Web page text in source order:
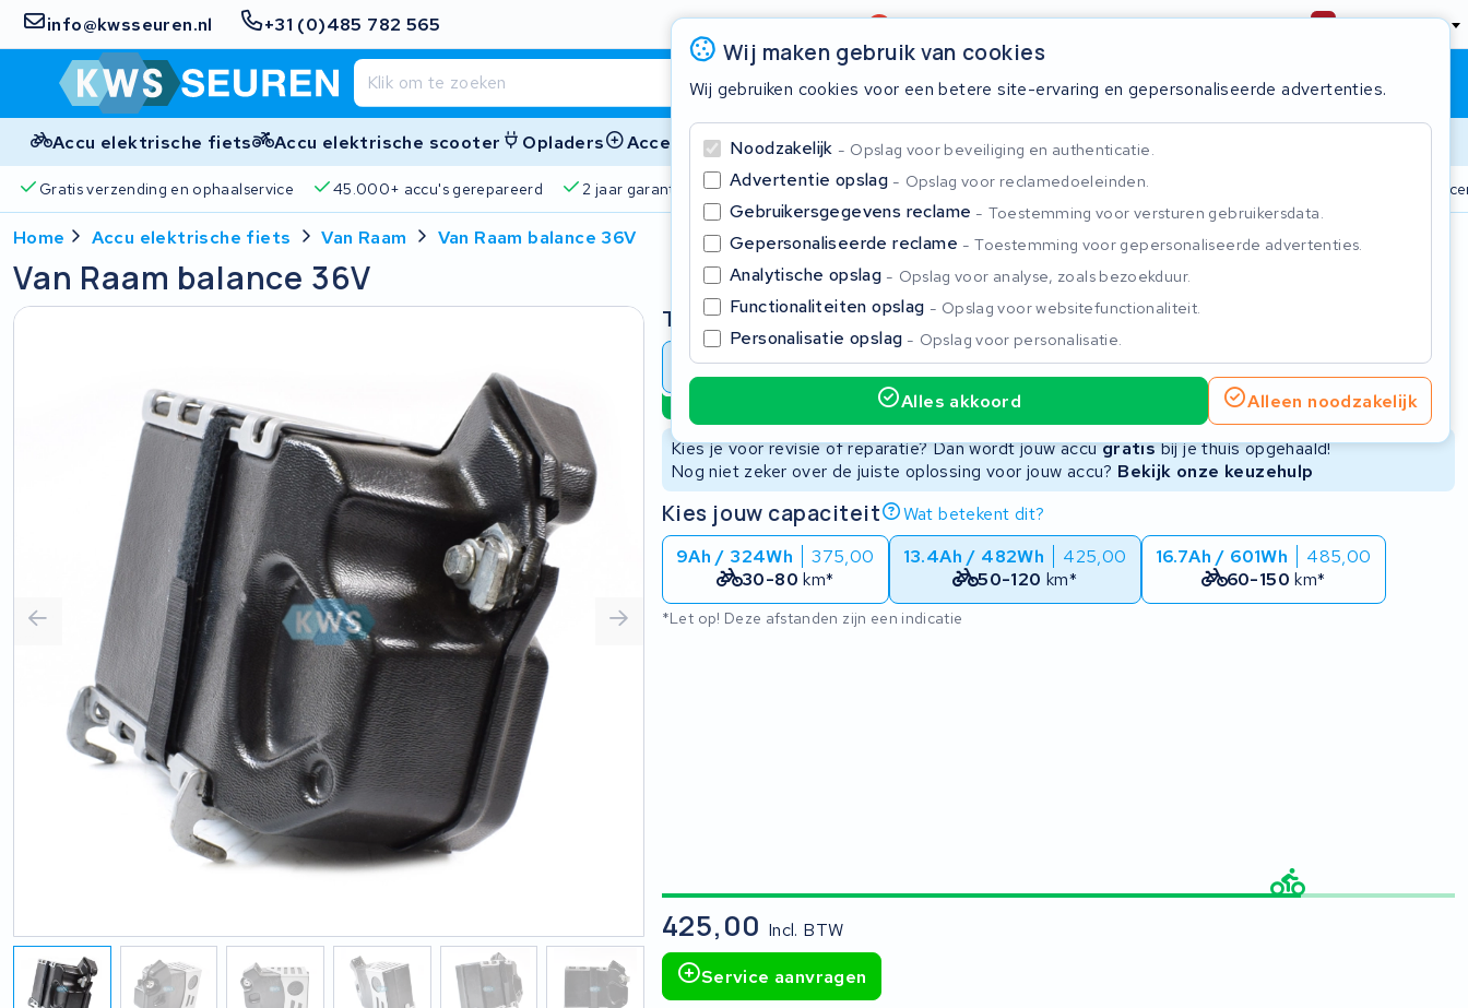
info@kwsseuren.nl +31 (0)485 782 565 Beoordeling4,6/5 Nederland
Winkelwagen Inloggen
Accu elektrische fiets Accu elektrische scooter Opladers Accessoires
Gratis verzending en ophaalservice 45.000+ accu's gerepareerd 2 jaar garantie 4,6/5 op Google 510+ merken 825+ accu's Real-time status tracker ISO 9001
Wij maken gebruik van cookies
Wij gebruiken cookies voor een betere site-ervaring en gepersonaliseerde advertenties.
Noodzakelijk Opslag voor beveiliging en authenticatie.
Advertentie opslag Opslag voor reclamedoeleinden.
Gebruikersgegevens reclame Toestemming voor versturen gebruikersdata.
Gepersonaliseerde reclame Toestemming voor gepersonaliseerde advertenties.
Analytische opslag Opslag voor analyse, zoals bezoekduur.
Functionaliteiten opslag Opslag voor websitefunctionaliteit.
Personalisatie opslag Opslag voor personalisatie.
Alles akkoord Alleen noodzakelijk
Home Accu elektrische fiets Van Raam Van Raam balance 36V
Van Raam balance 36V
Type
Accu revisie Accu reparatie Nieuwe Accu Refurbished Accu
Niet beschikbaar
Kies je voor revisie of reparatie? Dan wordt jouw accugratisbij je thuis opgehaald!
Nog niet zeker over de juiste oplossing voor jouw accu? Bekijk onze keuzehulp
Kies jouw capaciteit
Wat betekent dit?
9Ah / 324Wh
375,00
30-80 km*
13.4Ah / 482Wh
425,00
50-120 km*
16.7Ah / 601Wh
485,00
60-150 km*
*Let op! Deze afstanden zijn een indicatie
425,00 Incl. BTW
Service aanvragen
Sluiten
Begin te typen in de zoekbalk om te zoeken